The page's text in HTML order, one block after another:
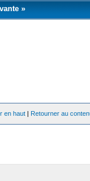
»
en haut | Retourner au